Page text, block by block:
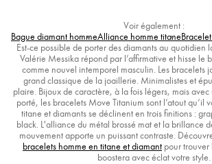
Voir également :
Bague diamant hommeAlliance homme titane
Est-ce possible de porter des diamants au quotidien
Valérie Messika répond par l’affirmative et hisse le
comme nouvel intemporel masculin. Les bracelets
grand classique de la joaillerie. Minimalistes et
plaire. Bijoux de caractère, à la fois légers, mais
porté, les bracelets Move Titanium sont l’atout qu’il
titane et diamants se déclinent en trois finitions :
black. L'alliance du métal brossé mat et la brillance
mouvement apporte un puissant contraste.
bracelets homme en titane et diamant pour
boostera avec éclat votre style.